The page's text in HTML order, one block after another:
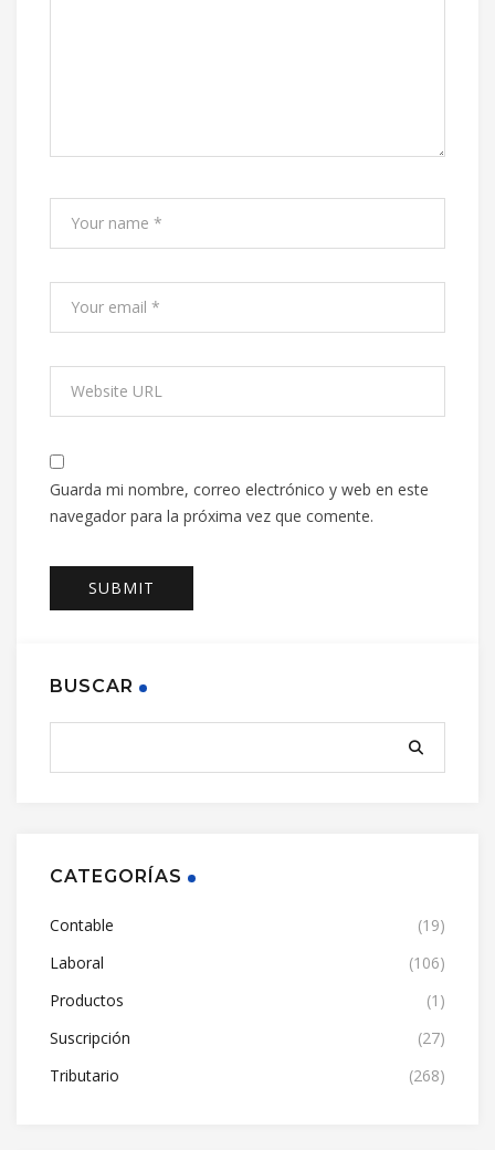
Guarda mi nombre, correo electrónico y web en este
navegador para la próxima vez que comente.
BUSCAR
CATEGORÍAS
Contable
(19)
Laboral
(106)
Productos
(1)
Suscripción
(27)
Tributario
(268)